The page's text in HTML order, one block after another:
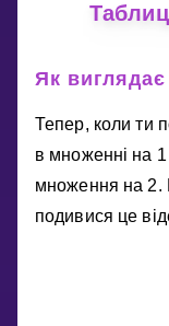
Як
Тепер, коли ти
в множенні на 1
множення на 2.
подивися це